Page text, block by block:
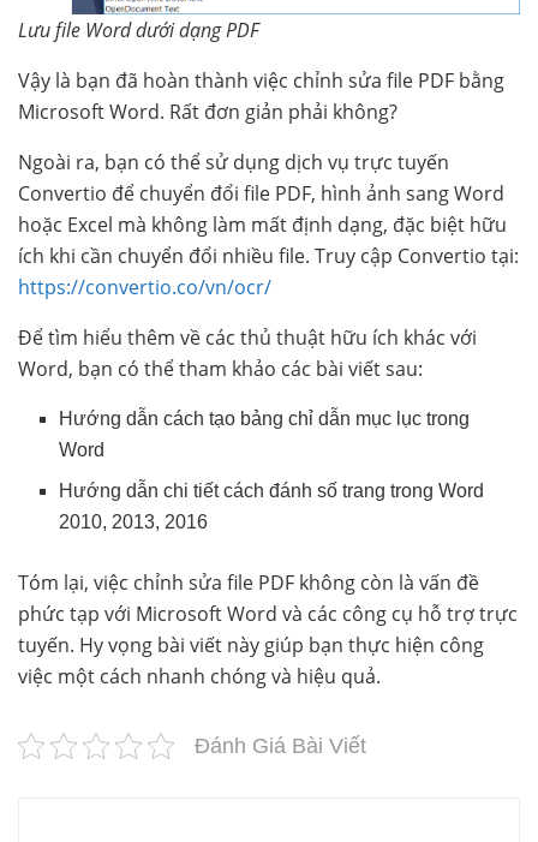
Lưu file Word dưới dạng PDF
Vậy là bạn đã hoàn thành việc chỉnh sửa file PDF bằng
Microsoft Word. Rất đơn giản phải không?
Ngoài ra, bạn có thể sử dụng dịch vụ trực tuyến
Convertio để chuyển đổi file PDF, hình ảnh sang Word
hoặc Excel mà không làm mất định dạng, đặc biệt hữu
ích khi cần chuyển đổi nhiều file. Truy cập Convertio tại:
https://convertio.co/vn/ocr/
Để tìm hiểu thêm về các thủ thuật hữu ích khác với
Word, bạn có thể tham khảo các bài viết sau:
Hướng dẫn cách tạo bảng chỉ dẫn mục lục trong
Word
Hướng dẫn chi tiết cách đánh số trang trong Word
2010, 2013, 2016
Tóm lại, việc chỉnh sửa file PDF không còn là vấn đề
phức tạp với Microsoft Word và các công cụ hỗ trợ trực
tuyến. Hy vọng bài viết này giúp bạn thực hiện công
việc một cách nhanh chóng và hiệu quả.
Đánh Giá Bài Viết